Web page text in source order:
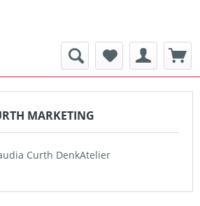
MARKETING
Curth DenkAtelier